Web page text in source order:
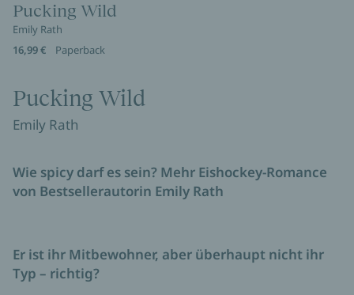
Pucking Wild
Emily Rath
16,99 €
Paperback
Pucking Wild
Emily Rath
Wie spicy darf es sein? Mehr Eishockey-Romance
von Bestsellerautorin Emily Rath
Er ist ihr Mitbewohner, aber überhaupt nicht ihr
Typ – richtig?